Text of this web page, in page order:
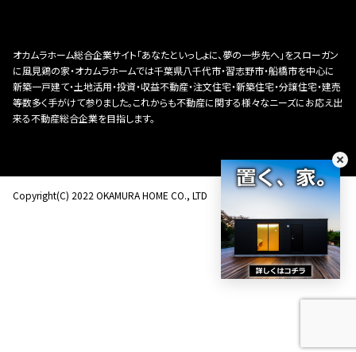
オカムラホーム総合企業サイト「あなたといっしょに、夢の一歩先へ」をスローガン
に風見鶏の家・オカムラホームでは千葉県八千代市・習志野市・船橋市を中心に
新築一戸建て・土地活用・投資・収益不動産・注文住宅・新築住宅・分譲住宅・建売
等数多く手がけて参りました。これからも不動産に関する様々なニーズにお応え出
来る不動産総合企業を目指します。
Copyright(C) 2022 OKAMURA HOME CO., LTD